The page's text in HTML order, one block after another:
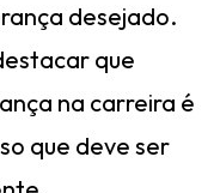
desejado.
que
na carreira é
que deve ser